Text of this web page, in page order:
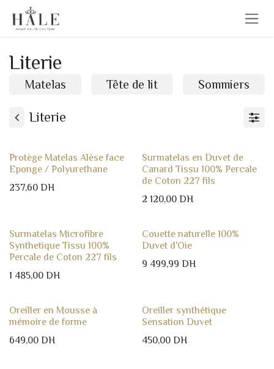
Se rendre au contenu
Literie
Matelas Tête de lit Sommiers
Literie
Protège Matelas Alèse face
Eponge / Polyurethane
237,60 DH
Surmatelas en Duvet de
Canard Tissu 100% Percale
de Coton 227 fils
2 120,00DH
Surmatelas Microfibre
Synthetique Tissu 100%
Percale de Coton 227 fils
1 485,00 DH
Couette naturelle 100%
Duvet d'Oie
9 499,99 DH
Oreiller en Mousse à
mémoire de forme
649,00 DH
Oreiller synthétique
Sensation Duvet
450,00DH